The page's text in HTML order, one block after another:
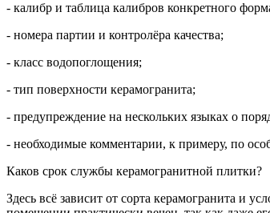
- калибр и таблица калибров конкретного
- номера партии и контролёра качества;
- класс водопоглощения;
- тип поверхности керамогранита;
- предупреждение на нескольких языках о
- необходимые комментарии, к примеру, по
Каков срок службы керамогранитной плитки?
Здесь всё зависит от сорта керамогранита и